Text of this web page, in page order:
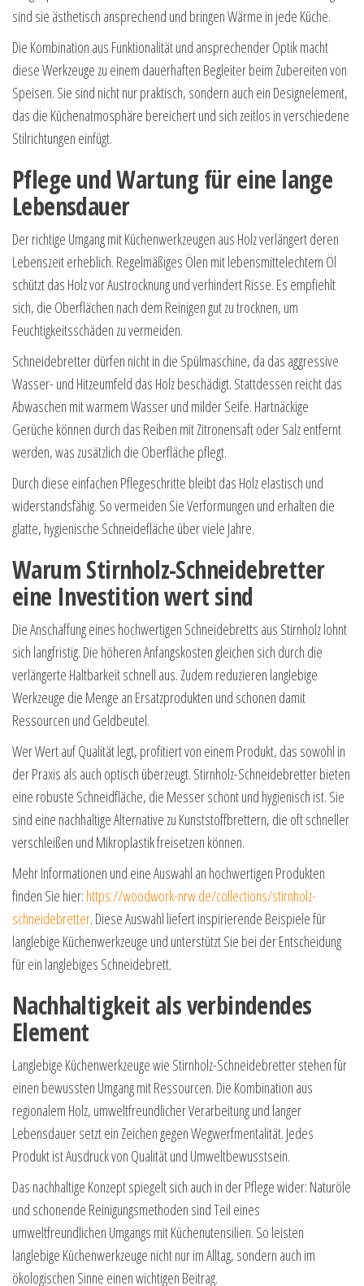
sind sie ästhetisch ansprechend und bringen Wärme in jede Küche.
Die Kombination aus Funktionalität und ansprechender Optik macht
diese Werkzeuge zu einem dauerhaften Begleiter beim Zubereiten von
Speisen. Sie sind nicht nur praktisch, sondern auch ein Designelement,
das die Küchenatmosphäre bereichert und sich zeitlos in verschiedene
Stilrichtungen einfügt.
Pflege und Wartung für eine lange
Lebensdauer
Der richtige Umgang mit Küchenwerkzeugen aus Holz verlängert deren
Lebenszeit erheblich. Regelmäßiges Ölen mit lebensmittelechtem Öl
schützt das Holz vor Austrocknung und verhindert Risse. Es empfiehlt
sich, die Oberflächen nach dem Reinigen gut zu trocknen, um
Feuchtigkeitsschäden zu vermeiden.
Schneidebretter dürfen nicht in die Spülmaschine, da das aggressive
Wasser- und Hitzeumfeld das Holz beschädigt. Stattdessen reicht das
Abwaschen mit warmem Wasser und milder Seife. Hartnäckige
Gerüche können durch das Reiben mit Zitronensaft oder Salz entfernt
werden, was zusätzlich die Oberfläche pflegt.
Durch diese einfachen Pflegeschritte bleibt das Holz elastisch und
widerstandsfähig. So vermeiden Sie Verformungen und erhalten die
glatte, hygienische Schneidefläche über viele Jahre.
Warum Stirnholz-Schneidebretter
eine Investition wert sind
Die Anschaffung eines hochwertigen Schneidebretts aus Stirnholz lohnt
sich langfristig. Die höheren Anfangskosten gleichen sich durch die
verlängerte Haltbarkeit schnell aus. Zudem reduzieren langlebige
Werkzeuge die Menge an Ersatzprodukten und schonen damit
Ressourcen und Geldbeutel.
Wer Wert auf Qualität legt, profitiert von einem Produkt, das sowohl in
der Praxis als auch optisch überzeugt. Stirnholz-Schneidebretter bieten
eine robuste Schneidfläche, die Messer schont und hygienisch ist. Sie
sind eine nachhaltige Alternative zu Kunststoffbrettern, die oft schneller
verschleißen und Mikroplastik freisetzen können.
Mehr Informationen und eine Auswahl an hochwertigen Produkten
finden Sie hier: https://woodwork-nrw.de/collections/stirnholz-
schneidebretter. Diese Auswahl liefert inspirierende Beispiele für
langlebige Küchenwerkzeuge und unterstützt Sie bei der Entscheidung
für ein langlebiges Schneidebrett.
Nachhaltigkeit als verbindendes
Element
Langlebige Küchenwerkzeuge wie Stirnholz-Schneidebretter stehen für
einen bewussten Umgang mit Ressourcen. Die Kombination aus
regionalem Holz, umweltfreundlicher Verarbeitung und langer
Lebensdauer setzt ein Zeichen gegen Wegwerfmentalität. Jedes
Produkt ist Ausdruck von Qualität und Umweltbewusstsein.
Das nachhaltige Konzept spiegelt sich auch in der Pflege wider: Naturöle
und schonende Reinigungsmethoden sind Teil eines
umweltfreundlichen Umgangs mit Küchenutensilien. So leisten
langlebige Küchenwerkzeuge nicht nur im Alltag, sondern auch im
ökologischen Sinne einen wichtigen Beitrag.